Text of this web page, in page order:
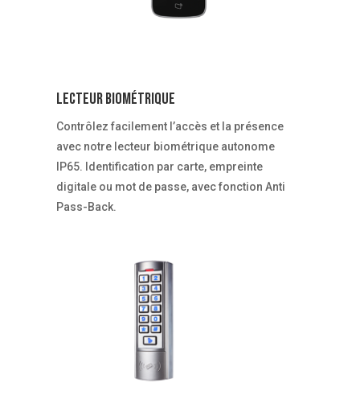
Lecteur Biométrique
Contrôlez facilement l’accès et la présence
avec notre lecteur biométrique autonome
IP65. Identification par carte, empreinte
digitale ou mot de passe, avec fonction Anti
Pass-Back.